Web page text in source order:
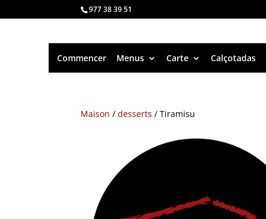
977 38 39 51
Commencer Menus Carte Calçotadas
Maison /desserts / Tiramisu